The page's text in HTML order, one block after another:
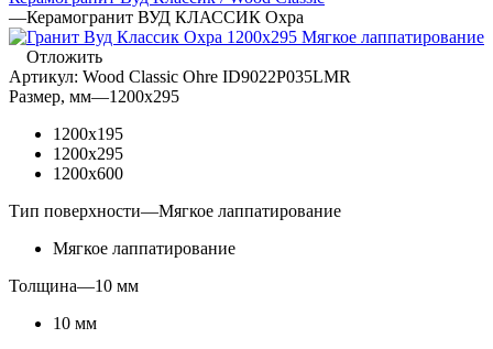
—Керамогранит ВУД КЛАССИК Охра
Отложить
Артикул: Wood Classic Ohre ID9022P035LMR
Размер, мм—1200x295
1200x195
1200x295
1200x600
Тип поверхности—Мягкое лаппатирование
Мягкое лаппатирование
Толщина—10 мм
10 мм